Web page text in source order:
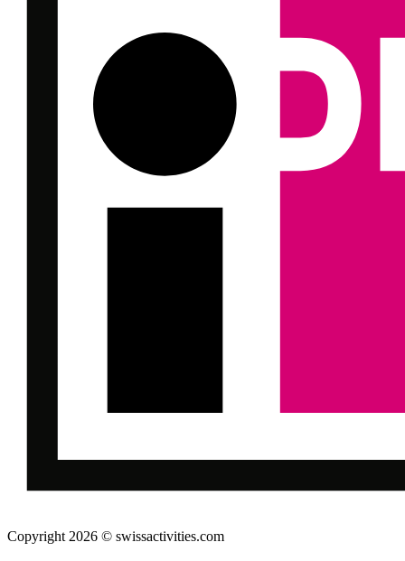
Copyright 2026 © swissactivities.com